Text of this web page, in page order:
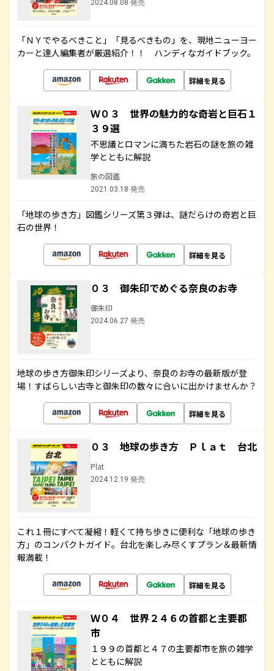
2024.08.08 発売
「ＮＹでやるべきこと」「見るべきもの」を、現地ニューヨー
カーと達人編集者が厳選紹介！！ ハンディなガイドブック。
詳細を見る
Ｗ０３ 世界の魅力的な奇岩と巨石１
３９選
不思議とロマンに満ちた岩石の謎を旅の雑
学とともに解説
旅の図鑑
2021.03.18 発売
「地球の歩き方」図鑑シリーズ第３弾は、謎だらけの奇岩と巨
石の世界！
詳細を見る
０３ 御朱印でめぐる奈良のお寺
御朱印
2024.06.27 発売
地球の歩き方御朱印シリーズより、奈良のお寺の最新版が登
場！すばらしい古寺と御朱印の数々に合いに出かけませんか？
詳細を見る
０３ 地球の歩き方 Ｐｌａｔ 台北
Plat
2024.12.19 発売
これ１冊にすべて凝縮！軽くて持ち歩きに便利な「地球の歩き
方」のコンパクトガイド。台北を楽しみ尽くすプラン＆最新情
報満載！
詳細を見る
Ｗ０４ 世界２４６の首都と主要都
市
１９９の首都と４７の主要都市を旅の雑学
とともに解説